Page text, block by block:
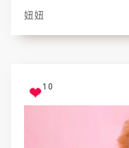
妞妞
10